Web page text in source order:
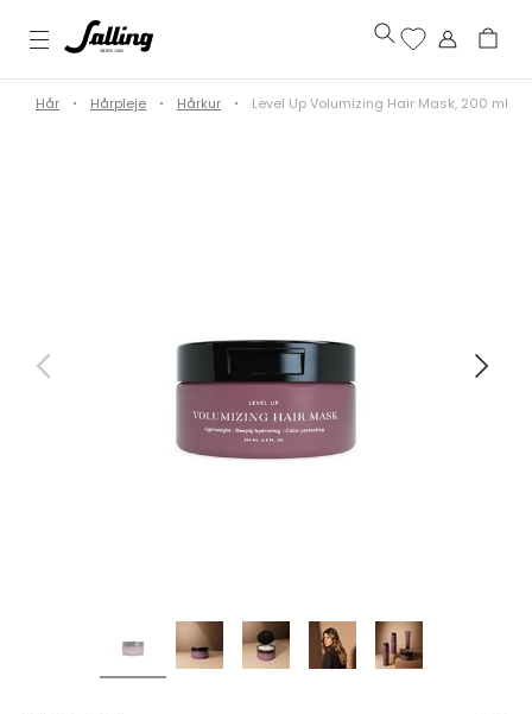
Hår Hårpleje Hårkur Level Up Volumizing Hair Mask, 200 ml